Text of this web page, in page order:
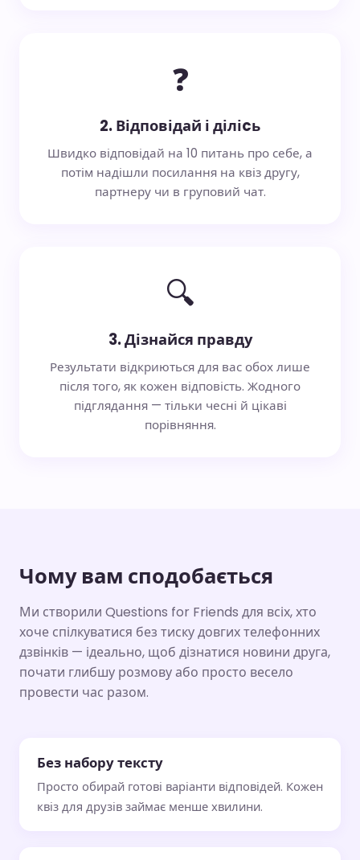
❓
2. Відповідай і діліcь
Швидко відповідай на 10 питань про себе, а
потім надішли посилання на квіз другу,
партнеру чи в груповий чат.
🔍
3. Дізнайся правду
Результати відкриються для вас обох лише
після того, як кожен відповість. Жодного
підглядання — тільки чесні й цікаві
порівняння.
Чому вам сподобається
Ми створили Questions for Friends для всіх, хто
хоче спілкуватися без тиску довгих телефонних
дзвінків — ідеально, щоб дізнатися новини друга,
почати глибшу розмову або просто весело
провести час разом.
Без набору тексту
Просто обирай готові варіанти відповідей. Кожен
квіз для друзів займає менше хвилини.